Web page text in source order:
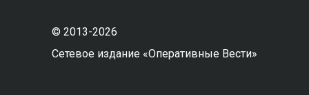
© 2013-2026
Сетевое издание «Оперативные Вести»